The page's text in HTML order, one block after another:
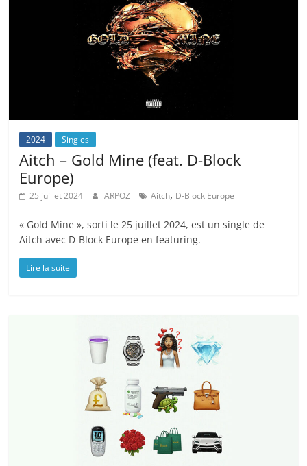
2024 Singles
Aitch – Gold Mine (feat. D-Block
Europe)
25 juillet 2024 ARPOZ Aitch, D-Block Europe
« Gold Mine », sorti le 25 juillet 2024, est un single de
Aitch avec D-Block Europe en featuring.
Lire la suite